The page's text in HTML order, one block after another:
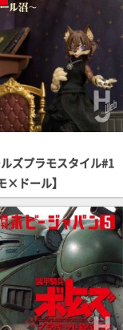
ズプラモスタイル#1
×ドール】